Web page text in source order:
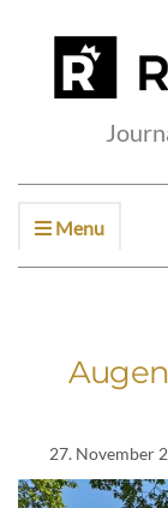
Menu
27. November